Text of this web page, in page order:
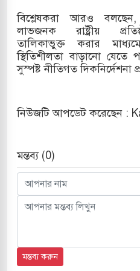
বিশ্লেষকরা আরও
লাভজনক রাষ্ট্রীয়
তালিকাভুক্ত করার
স্থিতিশীলতা বাড়ানো
সুস্পষ্ট নীতিগত দিকনির্দেশনা
নিউজটি আপডেট করেছেন :
মন্তব্য (0)
মন্তব্য করুন